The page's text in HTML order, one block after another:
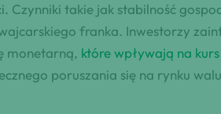
Czynniki takie jak stabilność
franka. Inwestorzy
monetarną, które wpływają na
poruszania się na rynku